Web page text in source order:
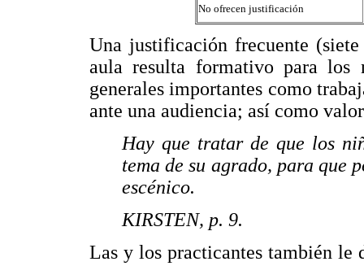
No ofrecen justificación
Una justificación frecuente
aula resulta formativo para los
generales importantes como
ante una audiencia; así como
Hay que tratar de que los
tema de su agrado, para que
escénico.
KIRSTEN, p. 9.
Las y los practicantes también le